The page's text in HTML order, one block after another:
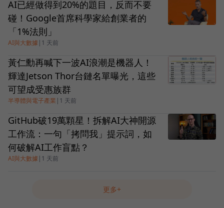
AI已經做得到20%的題目，反而不要
碰！Google首席科學家給創業者的
「1%法則」
AI與大數據 | 1 天前
黃仁勳再喊下一波AI浪潮是機器人！
輝達Jetson Thor台鏈名單曝光，這些
可望成受惠族群
半導體與電子產業 | 1 天前
GitHub破19萬顆星！拆解AI大神開源
工作流：一句「拷問我」提示詞，如
何破解AI工作盲點？
AI與大數據 | 1 天前
更多+